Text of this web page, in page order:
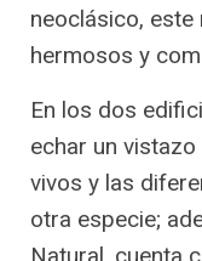
neoclásico,
hermosos y
En los dos
echar un
vivos y las
otra especie;